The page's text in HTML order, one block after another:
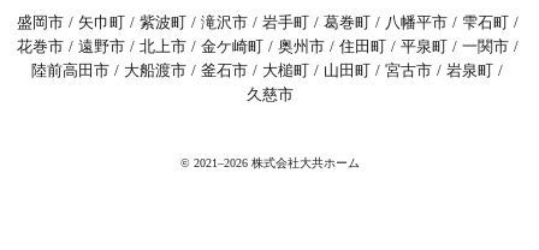
盛岡市 矢巾町 紫波町 滝沢市 岩手町 葛巻町 八幡平市
雫石町
花巻市
遠野市 北上市 金ケ崎町 奥州市 住田町 平泉町
一関市
陸前高田市
大船渡市 釜石市 大槌町 山田町 宮古市
岩泉町
久慈市
© 2021–2026 株式会社大共ホーム